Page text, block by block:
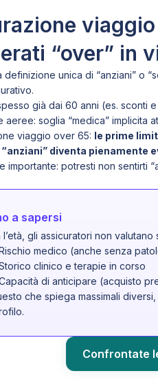
“over” in
definizione unica di “anziani” o
già dai 60 anni (es. sconti
aeree: soglia “medica” implicita
viaggio over 65: le prime
diventa pienamente
importante: potresti non sentirti
a sapersi
l’età, gli assicuratori non
medico (anche senza
clinico e terapie in corso
di anticipare (acquisto
che spiega massimali
Confrontate